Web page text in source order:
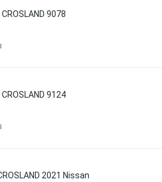
9078
9124
2021 Nissan